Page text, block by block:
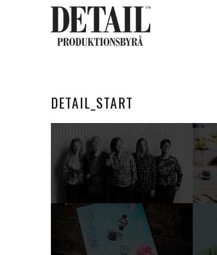
DETAIL_START